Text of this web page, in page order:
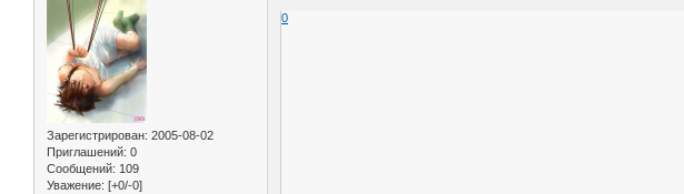
Зарегистрирован: 2005-08-02
Приглашений: 0
Сообщений: 109
Уважение: [+0/-0]
0